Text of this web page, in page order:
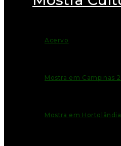
Acervo
Mostra em Campinas
Mostra em